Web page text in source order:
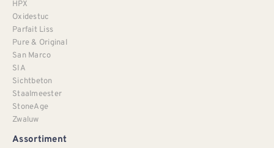
HPX
Oxidestuc
Parfait Liss
Pure & Original
San Marco
SIA
Sichtbeton
Staalmeester
StoneAge
Zwaluw
Assortiment